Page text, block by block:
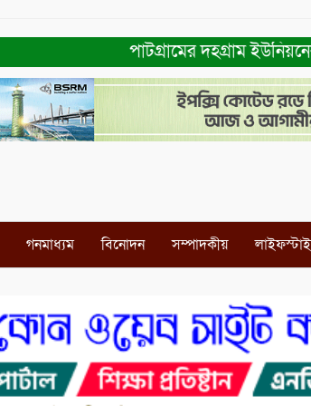
পাটগ্রামের দহগ্রাম ইউনিয়নের
গনমাধ্যম বিনোদন সম্পাদকীয়